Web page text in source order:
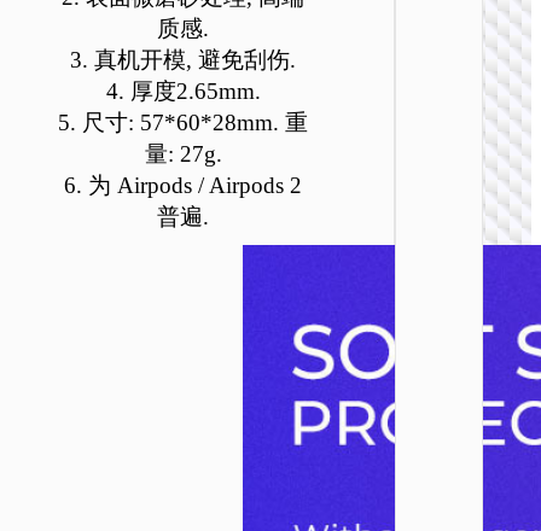
质感.
3. 真机开模, 避免刮伤.
4. 厚度2.65mm.
5. 尺寸: 57*60*28mm. 重
量: 27g.
6. 为 Airpods / Airpods 2
普遍.
无线耳
E52 逸
变
体
可
在
产
品
页
面
上
这
些
选
项
变
体
可
在
产
品
页
面
上
这
些
选
项
变
体
可
在
产
品
页
面
上
这
些
选
项
变
体
可
在
产
品
页
面
上
这
些
选
项
变
体
可
在
产
品
页
面
上
这
些
选
项